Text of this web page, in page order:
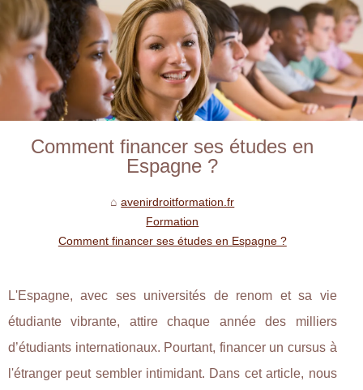
Comment financer ses études en
Espagne ?
avenirdroitformation.fr
Formation
Comment financer ses études en Espagne ?
L'Espagne, avec ses universités de renom et sa vie
étudiante vibrante, attire chaque année des milliers
d’étudiants internationaux. Pourtant, financer un cursus à
l'étranger peut sembler intimidant. Dans cet article, nous